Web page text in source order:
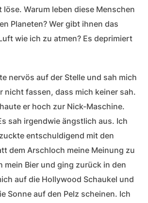
löse. Warum leben diese Menschen
Planeten? Wer gibt ihnen das
wie ich zu atmen? Es deprimiert
nervös auf der Stelle und sah mich
nicht fassen, dass mich keiner sah.
er hoch zur Nick-Maschine.
sah irgendwie ängstlich aus. Ich
entschuldigend mit den
dem Arschloch meine Meinung zu
mein Bier und ging zurück in den
auf die Hollywood Schaukel und
Sonne auf den Pelz scheinen. Ich